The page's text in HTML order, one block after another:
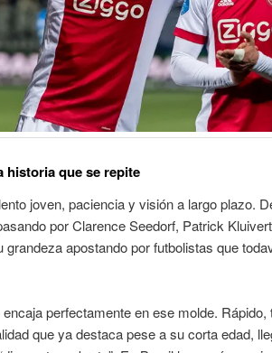
historia que se repite
joven, paciencia y visión a largo plazo.
por Clarence Seedorf, Patrick
apostando por futbolistas que
perfectamente en ese molde.
que ya destaca pese a su corta edad,